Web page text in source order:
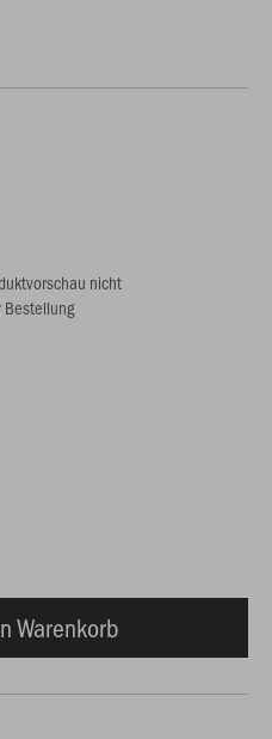
nicht
Bestellung
Warenkorb